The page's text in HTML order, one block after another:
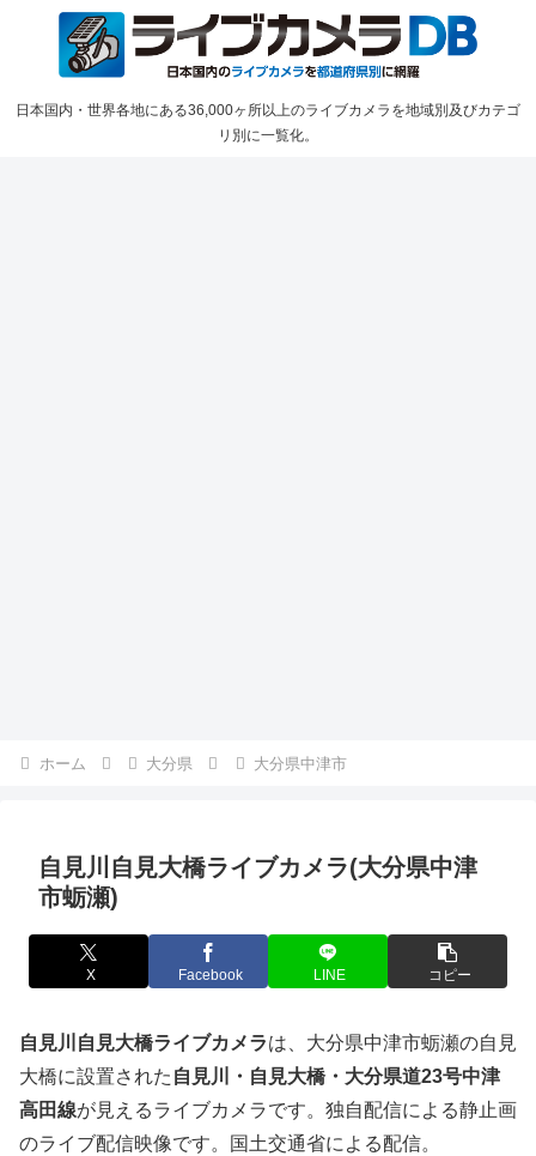
日本国内・世界各地にある36,000ヶ所以上のライブカメラを地域別及びカテゴ
リ別に一覧化。
ホーム 大分県 大分県中津市
自見川自見大橋ライブカメラ(大分県中津
市蛎瀬)
X Facebook LINE コピー
自見川自見大橋ライブカメラは、大分県中津市蛎瀬の自見
大橋に設置された 自見川・自見大橋・大分県道23号中津
高田線が見えるライブカメラです。独自配信による静止画
のライブ配信映像です。国土交通省による配信。